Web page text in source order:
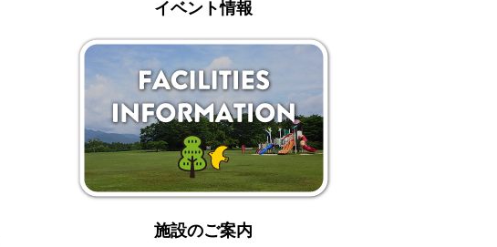
イベント情報
施設のご案内